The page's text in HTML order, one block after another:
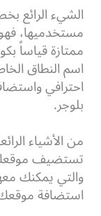
الشيء الرائع
مستخدميها، فهو
ممتازة قياساً
اسم النطاق
احترافي
بلوجر.
من الأشياء
تستضيف موقعك
والتي يمكنك
استضافة